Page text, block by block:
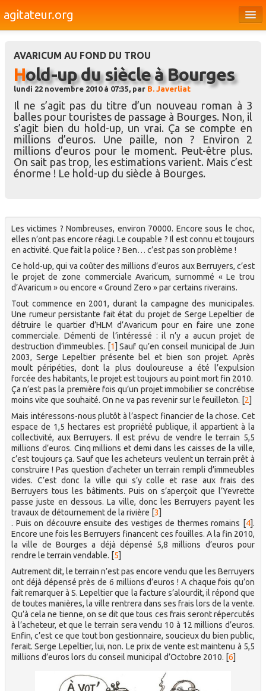
agitateur.org
Bourges & le Cher
Société
Culture
Médias
Dossiers
Brèves
AVARICUM AU FOND DU TROU
Hold-up du siècle à Bourges
lundi 22 novembre 2010 à 07:35, par B. Javerliat
Il ne s’agit pas du titre d’un nouveau roman à 3
balles pour touristes de passage à Bourges. Non, il
s’agit bien du hold-up, un vrai. Ça se compte en
millions d’euros. Une paille, non ? Environ 2
millions d’euros pour le moment. Peut-être plus.
On sait pas trop, les estimations varient. Mais c’est
énorme ! Le hold-up du siècle à Bourges.
Les victimes ? Nombreuses, environ 70000. Encore sous le choc,
elles n’ont pas encore réagi. Le coupable ? Il est connu et toujours
en activité. Que fait la police ? Ben… c’est pas son problème !
Ce hold-up, qui va coûter des millions d’euros aux Berruyers, c’est
le projet de zone commerciale Avaricum, surnommé « Le trou
d’Avaricum » ou encore « Ground Zero » par certains riverains.
Tout commence en 2001, durant la campagne des municipales.
Une rumeur persistante fait état du projet de Serge Lepeltier de
détruire le quartier d’HLM d’Avaricum pour en faire une zone
commerciale. Démenti de l’intéressé : il n’y a aucun projet de
destruction d’immeubles. [1] Sauf qu’en conseil municipal de Juin
2003, Serge Lepeltier présente bel et bien son projet. Après
moult péripéties, dont la plus douloureuse a été l’expulsion
forcée des habitants, le projet est toujours au point mort fin 2010.
Ça n’est pas la première fois qu’un projet immobilier se concrétise
moins vite que souhaité. On ne va pas revenir sur le feuilleton. [2]
Mais intéressons-nous plutôt à l’aspect financier de la chose. Cet
espace de 1,5 hectares est propriété publique, il appartient à la
collectivité, aux Berruyers. Il est prévu de vendre le terrain 5,5
millions d’euros. Cinq millions et demi dans les caisses de la ville,
c’est toujours ça. Sauf que les acheteurs veulent un terrain prêt à
construire ! Pas question d’acheter un terrain rempli d’immeubles
vides. C’est donc la ville qui s’y colle et rase aux frais des
Berruyers tous les bâtiments. Puis on s’aperçoit que l’Yevrette
passe juste en dessous. La ville, donc les Berruyers payent les
travaux de détournement de la rivière [3]
. Puis on découvre ensuite des vestiges de thermes romains [4].
Encore une fois les Berruyers financent ces fouilles. A la fin 2010,
la ville de Bourges a déjà dépensé 5,8 millions d’euros pour
rendre le terrain vendable. [5]
Autrement dit, le terrain n’est pas encore vendu que les Berruyers
ont déjà dépensé près de 6 millions d’euros ! A chaque fois qu’on
fait remarquer à S. Lepeltier que la facture s’alourdit, il répond que
de toutes manières, la ville rentrera dans ses frais lors de la vente.
Qu’à cela ne tienne, on se dit que tous ces frais seront répercutés
à l’acheteur, et que le terrain sera vendu 10 à 12 millions d’euros.
Enfin, c’est ce que tout bon gestionnaire, soucieux du bien public,
ferait. Serge Lepeltier, lui, non. Le prix de vente est maintenu à 5,5
millions d’euros lors du conseil municipal d’Octobre 2010. [6]